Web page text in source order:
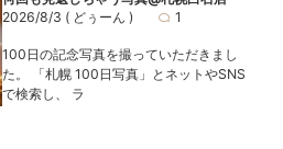
2026/8/3 ( どぅーん ) 1
100日の記念写真を撮っていただきまし
た。 「札幌 100日写真」とネットやSNS
で検索し、 ラ